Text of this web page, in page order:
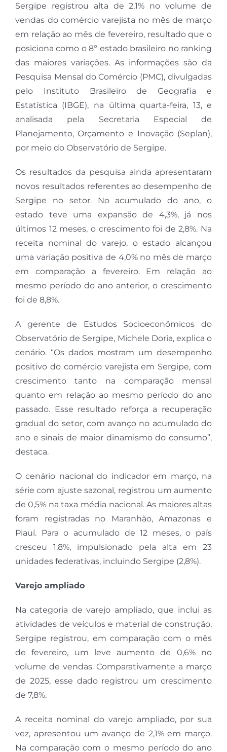
Sergipe registrou alta de 2,1% no volume de
vendas do comércio varejista no mês de março
em relação ao mês de fevereiro, resultado que o
posiciona como o 8º estado brasileiro no ranking
das maiores variações. As informações são da
Pesquisa Mensal do Comércio (PMC), divulgadas
pelo Instituto Brasileiro de Geografia e
Estatística (IBGE), na última quarta-feira, 13, e
analisada pela Secretaria Especial de
Planejamento, Orçamento e Inovação (Seplan),
por meio do Observatório de Sergipe.
Os resultados da pesquisa ainda apresentaram
novos resultados referentes ao desempenho de
Sergipe no setor. No acumulado do ano, o
estado teve uma expansão de 4,3%, já nos
últimos 12 meses, o crescimento foi de 2,8%. Na
receita nominal do varejo, o estado alcançou
uma variação positiva de 4,0% no mês de março
em comparação a fevereiro. Em relação ao
mesmo período do ano anterior, o crescimento
foi de 8,8%.
A gerente de Estudos Socioeconômicos do
Observatório de Sergipe, Michele Doria, explica o
cenário. “Os dados mostram um desempenho
positivo do comércio varejista em Sergipe, com
crescimento tanto na comparação mensal
quanto em relação ao mesmo período do ano
passado. Esse resultado reforça a recuperação
gradual do setor, com avanço no acumulado do
ano e sinais de maior dinamismo do consumo”,
destaca.
O cenário nacional do indicador em março, na
série com ajuste sazonal, registrou um aumento
de 0,5% na taxa média nacional. As maiores altas
foram registradas no Maranhão, Amazonas e
Piauí. Para o acumulado de 12 meses, o país
cresceu 1,8%, impulsionado pela alta em 23
unidades federativas, incluindo Sergipe (2,8%).
Varejo ampliado
Na categoria de varejo ampliado, que inclui as
atividades de veículos e material de construção,
Sergipe registrou, em comparação com o mês
de fevereiro, um leve aumento de 0,6% no
volume de vendas. Comparativamente a março
de 2025, esse dado registrou um crescimento
de 7,8%.
A receita nominal do varejo ampliado, por sua
vez, apresentou um avanço de 2,1% em março.
Na comparação com o mesmo período do ano